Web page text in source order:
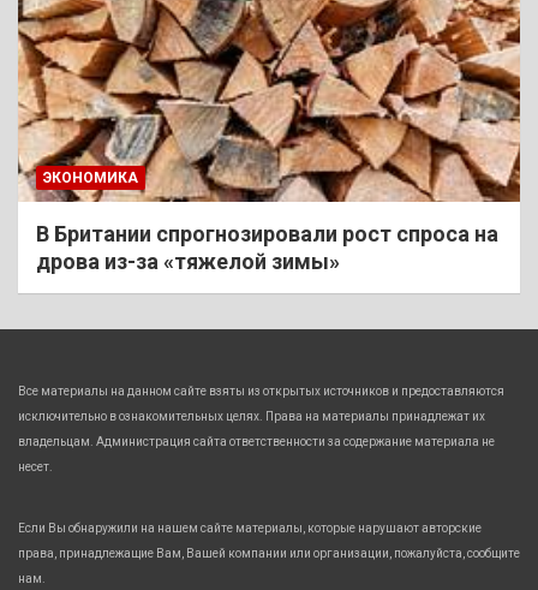
ЭКОНОМИКА
В Британии спрогнозировали рост спроса на
дрова из-за «тяжелой зимы»
Все материалы на данном сайте взяты из открытых источников и предоставляются
исключительно в ознакомительных целях. Права на материалы принадлежат их
владельцам. Администрация сайта ответственности за содержание материала не
несет.
Если Вы обнаружили на нашем сайте материалы, которые нарушают авторские
права, принадлежащие Вам, Вашей компании или организации, пожалуйста, сообщите
нам.